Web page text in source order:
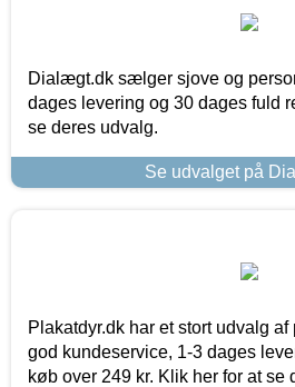
Dialægt.dk sælger sjove og
dages levering og 30 dages fuld
se deres udvalg.
Se udvalget på
Plakatdyr.dk har et stort udvalg
god kundeservice, 1-3 dages
køb over 249 kr. Klik her for at se